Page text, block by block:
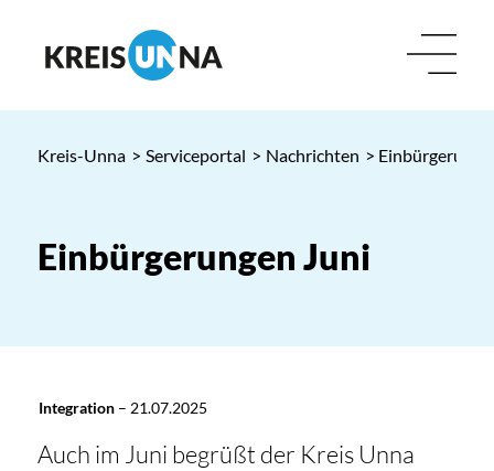
Kreis-Unna > Serviceportal > Nachrichten >
Einbürgerungen Juni
Integration– 21.07.2025
Auch im Juni begrüßt der Kreis Unna